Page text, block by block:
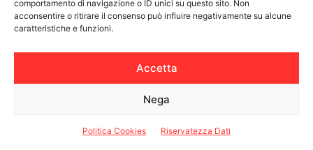
comportamento di navigazione o ID unici su questo sito. Non
acconsentire o ritirare il consenso può influire negativamente su alcune
caratteristiche e funzioni.
Accetta
Nega
Politica Cookies Riservatezza Dati
CALABRIA 7
WE CALABRIA
INSIDER 24